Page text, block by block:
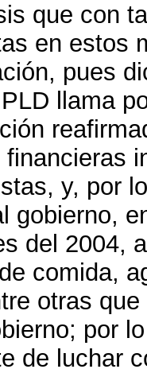
que con
en estos
pues
llama
financieras
y, por
gobierno,
del 2004,
comida,
otras
por
de luchar